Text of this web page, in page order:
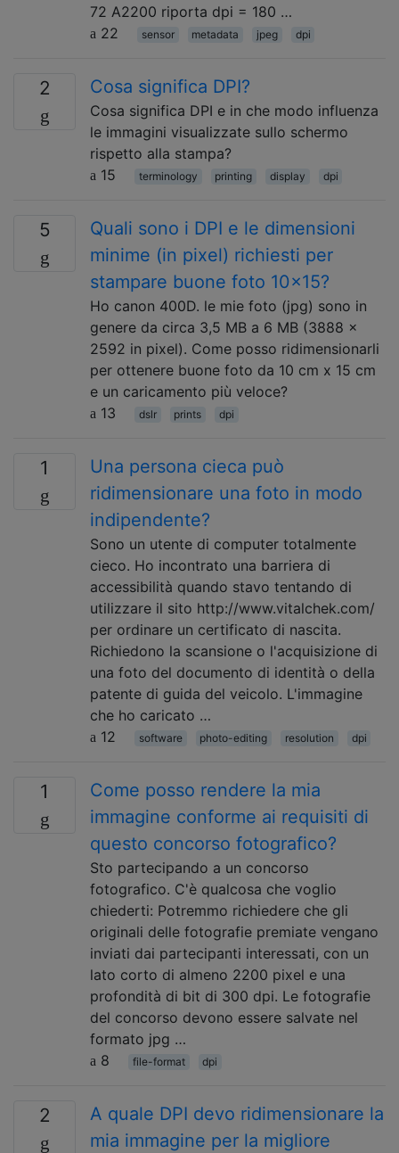
72 A2200 riporta dpi = 180 …
22
sensor metadata jpeg dpi
2 Cosa significa DPI?
Cosa significa DPI e in che modo influenza
le immagini visualizzate sullo schermo
rispetto alla stampa?
15
terminology printing display dpi
5
Quali sono i DPI e le dimensioni
minime (in pixel) richiesti per
stampare buone foto 10x15?
Ho canon 400D. le mie foto (jpg) sono in
genere da circa 3,5 MB a 6 MB (3888 x
2592 in pixel). Come posso ridimensionarli
per ottenere buone foto da 10 cm x 15 cm
e un caricamento più veloce?
13
dslr prints dpi
1
Una persona cieca può
ridimensionare una foto in modo
indipendente?
Sono un utente di computer totalmente
cieco. Ho incontrato una barriera di
accessibilità quando stavo tentando di
utilizzare il sito http://www.vitalchek.com/
per ordinare un certificato di nascita.
Richiedono la scansione o l'acquisizione di
una foto del documento di identità o della
patente di guida del veicolo. L'immagine
che ho caricato …
12
software photo-editing resolution dpi
1
Come posso rendere la mia
immagine conforme ai requisiti di
questo concorso fotografico?
Sto partecipando a un concorso
fotografico. C'è qualcosa che voglio
chiederti: Potremmo richiedere che gli
originali delle fotografie premiate vengano
inviati dai partecipanti interessati, con un
lato corto di almeno 2200 pixel e una
profondità di bit di 300 dpi. Le fotografie
del concorso devono essere salvate nel
formato jpg …
8
file-format dpi
2
A quale DPI devo ridimensionare la
mia immagine per la migliore